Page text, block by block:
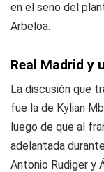
en el seno del
Arbeloa.
Real Madrid y
La discusión que
fue la de Kylian
luego de que al
adelantada
Antonio Rudiger y